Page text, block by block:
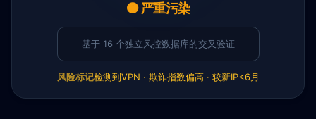
🟠 严重污染
基于 16 个独立风控数据库的交叉验证
风险标记检测到VPN · 欺诈指数偏高 · 较新IP<6月